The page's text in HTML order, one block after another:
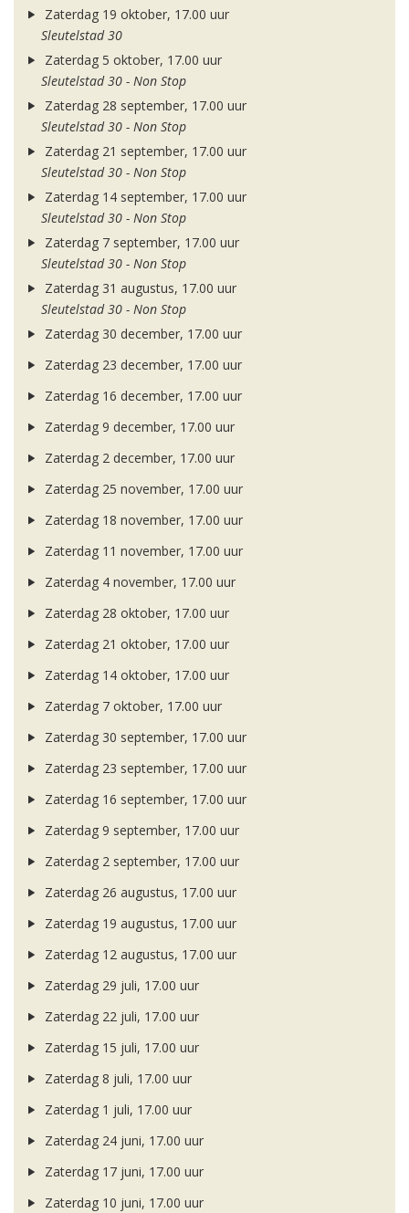
Zaterdag 19 oktober, 17.00 uur
Sleutelstad 30
Zaterdag 5 oktober, 17.00 uur
Sleutelstad 30 - Non Stop
Zaterdag 28 september, 17.00 uur
Sleutelstad 30 - Non Stop
Zaterdag 21 september, 17.00 uur
Sleutelstad 30 - Non Stop
Zaterdag 14 september, 17.00 uur
Sleutelstad 30 - Non Stop
Zaterdag 7 september, 17.00 uur
Sleutelstad 30 - Non Stop
Zaterdag 31 augustus, 17.00 uur
Sleutelstad 30 - Non Stop
Zaterdag 30 december, 17.00 uur
Zaterdag 23 december, 17.00 uur
Zaterdag 16 december, 17.00 uur
Zaterdag 9 december, 17.00 uur
Zaterdag 2 december, 17.00 uur
Zaterdag 25 november, 17.00 uur
Zaterdag 18 november, 17.00 uur
Zaterdag 11 november, 17.00 uur
Zaterdag 4 november, 17.00 uur
Zaterdag 28 oktober, 17.00 uur
Zaterdag 21 oktober, 17.00 uur
Zaterdag 14 oktober, 17.00 uur
Zaterdag 7 oktober, 17.00 uur
Zaterdag 30 september, 17.00 uur
Zaterdag 23 september, 17.00 uur
Zaterdag 16 september, 17.00 uur
Zaterdag 9 september, 17.00 uur
Zaterdag 2 september, 17.00 uur
Zaterdag 26 augustus, 17.00 uur
Zaterdag 19 augustus, 17.00 uur
Zaterdag 12 augustus, 17.00 uur
Zaterdag 29 juli, 17.00 uur
Zaterdag 22 juli, 17.00 uur
Zaterdag 15 juli, 17.00 uur
Zaterdag 8 juli, 17.00 uur
Zaterdag 1 juli, 17.00 uur
Zaterdag 24 juni, 17.00 uur
Zaterdag 17 juni, 17.00 uur
Zaterdag 10 juni, 17.00 uur